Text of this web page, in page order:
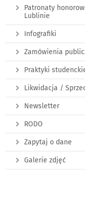
Patronaty
Lublinie
Infografiki
Zamówienia
Praktyki
Likwidacja /
Newsletter
RODO
Zapytaj o dane
Galerie zdjęć